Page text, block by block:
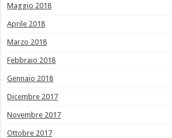
Maggio 2018
Aprile 2018
Marzo 2018
Febbraio 2018
Gennaio 2018
Dicembre 2017
Novembre 2017
Ottobre 2017